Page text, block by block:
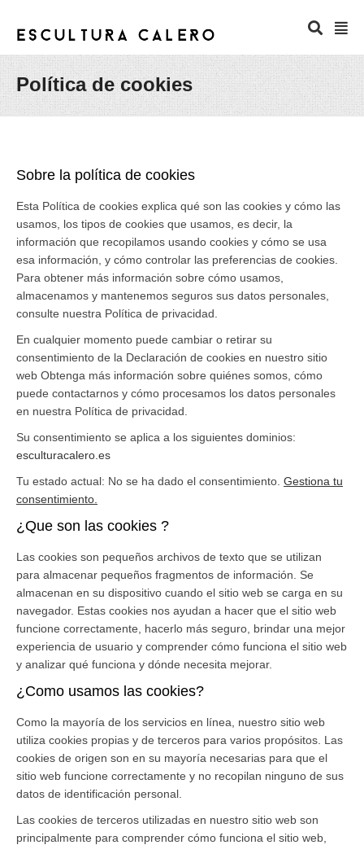
Política de cookies
Sobre la política de cookies
Esta Política de cookies explica qué son las cookies y cómo las
usamos, los tipos de cookies que usamos, es decir, la
información que recopilamos usando cookies y cómo se usa
esa información, y cómo controlar las preferencias de cookies.
Para obtener más información sobre cómo usamos,
almacenamos y mantenemos seguros sus datos personales,
consulte nuestra Política de privacidad.
En cualquier momento puede cambiar o retirar su
consentimiento de la Declaración de cookies en nuestro sitio
web Obtenga más información sobre quiénes somos, cómo
puede contactarnos y cómo procesamos los datos personales
en nuestra Política de privacidad.
Su consentimiento se aplica a los siguientes dominios:
esculturacalero.es
Tu estado actual: No se ha dado el consentimiento. Gestiona tu
consentimiento.
¿Que son las cookies ?
Las cookies son pequeños archivos de texto que se utilizan
para almacenar pequeños fragmentos de información. Se
almacenan en su dispositivo cuando el sitio web se carga en su
navegador. Estas cookies nos ayudan a hacer que el sitio web
funcione correctamente, hacerlo más seguro, brindar una mejor
experiencia de usuario y comprender cómo funciona el sitio web
y analizar qué funciona y dónde necesita mejorar.
¿Como usamos las cookies?
Como la mayoría de los servicios en línea, nuestro sitio web
utiliza cookies propias y de terceros para varios propósitos. Las
cookies de origen son en su mayoría necesarias para que el
sitio web funcione correctamente y no recopilan ninguno de sus
datos de identificación personal.
Las cookies de terceros utilizadas en nuestro sitio web son
principalmente para comprender cómo funciona el sitio web,